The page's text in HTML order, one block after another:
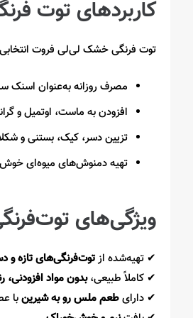
کاربردهای توت
توت فرنگی خشک لی‌لی فروت انتخابی
مصرف روزانه به‌عنوان اسنک
افزودن به ماست، اوتمیل و
تزیین دسر، کیک، بستنی و
تهیه دمنوش‌های میوه‌ای
ویژگی‌های
✔ تهیه‌شده از توت‌فرنگی‌های تازه و
✔ کاملاً طبیعی،بدون مواد
✔ دارایطعم ملس رو به شیرینبا